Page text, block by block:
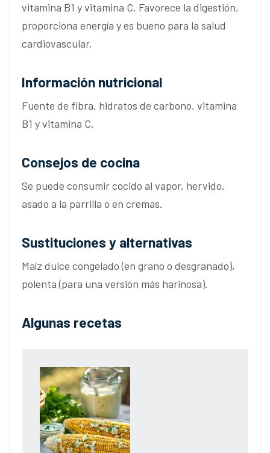
vitamina B1 y vitamina C. Favorece la digestión,
proporciona energía y es bueno para la salud
cardiovascular.
Información nutricional
Fuente de fibra, hidratos de carbono, vitamina
B1 y vitamina C.
Consejos de cocina
Se puede consumir cocido al vapor, hervido,
asado a la parrilla o en cremas.
Sustituciones y alternativas
Maíz dulce congelado (en grano o desgranado),
polenta (para una versión más harinosa).
Algunas recetas